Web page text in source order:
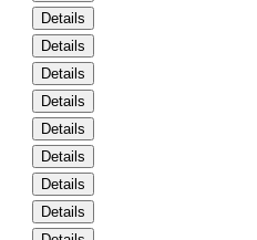
Details
Details
Details
Details
Details
Details
Details
Details